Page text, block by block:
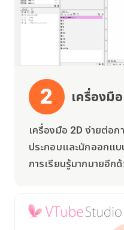
2 เครื่องมื
เครื่องมือ 2D ง่ายต่อก
ประกอบและนักออกแ
การเรียนรู้มากมายอีก